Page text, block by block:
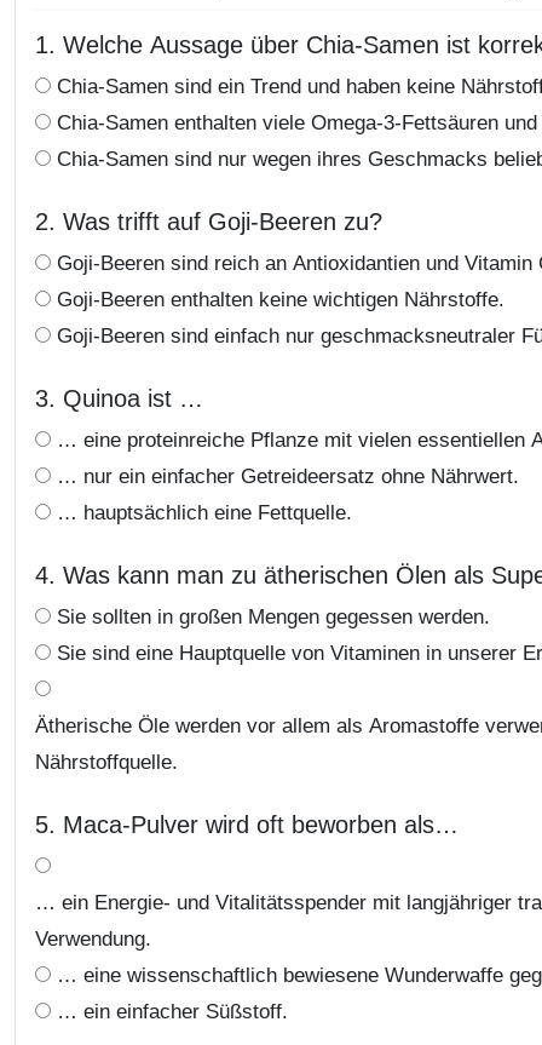
1. Welche Aussage über Chia-Samen ist
Chia-Samen sind ein Trend und haben keine
Chia-Samen enthalten viele Omega-3-Fettsäuren
Chia-Samen sind nur wegen ihres Geschmacks
2. Was trifft auf Goji-Beeren zu?
Goji-Beeren sind reich an Antioxidantien und Vitamin
Goji-Beeren enthalten keine wichtigen Nährstoffe.
Goji-Beeren sind einfach nur geschmacksneutraler
3. Quinoa ist …
… eine proteinreiche Pflanze mit vielen essentiellen
… nur ein einfacher Getreideersatz ohne Nährwert.
… hauptsächlich eine Fettquelle.
4. Was kann man zu ätherischen Ölen als
Sie sollten in großen Mengen gegessen werden.
Sie sind eine Hauptquelle von Vitaminen in unserer
Ätherische Öle werden vor allem als Aromastoffe
Nährstoffquelle.
5. Maca-Pulver wird oft beworben als…
… ein Energie- und Vitalitätsspender mit langjähriger
Verwendung.
… eine wissenschaftlich bewiesene Wunderwaffe
… ein einfacher Süßstoff.